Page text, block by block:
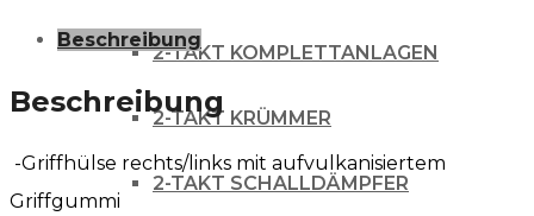
2-TAKT KOMPLETTANLAGEN
2-TAKT KRÜMMER
2-TAKT SCHALLDÄMPFER
HALF
2-
Takt
Beschreibung
Beschreibung
-Griffhülse rechts/links mit aufvulkanisiertem
Griffgummi